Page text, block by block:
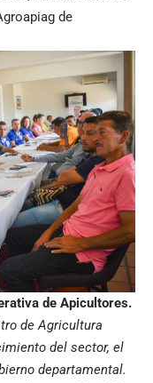
de
de Apicultores.
de Agricultura
del sector, el
departamental.